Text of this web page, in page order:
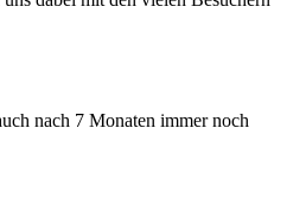
nach 7 Monaten immer noch